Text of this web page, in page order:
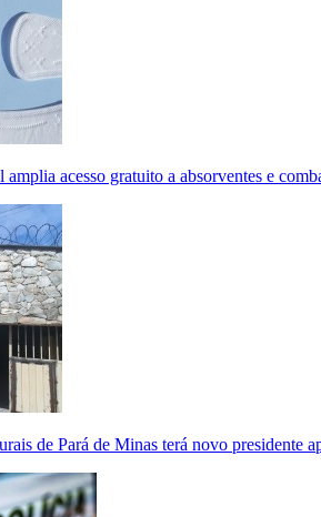
acesso gratuito a absorventes e
de Pará de Minas terá novo presidente